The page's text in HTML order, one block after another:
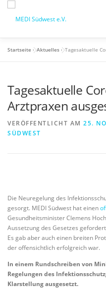
springen
MEDI VORTEILE
AKTUELLES
Startseite »Aktuelles »Tagesaktuelle
Tagesaktuelle
Arztpraxen
VERÖFFENTLICHT AM 25.
SÜDWEST
Die Neuregelung des
gesorgt. MEDI Südwest hat einen
Gesundheitsminister Clemens
Aussetzung des Gesetzes
Es gab aber auch einen breiten
der offensichtlich erfolgreich war.
In einem Rundschreiben von
Regelungen des
Klarstellungausgesetzt.